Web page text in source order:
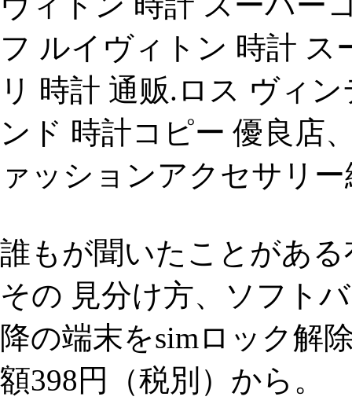
フ ルイヴィトン 時計
リ 時計 通贩.ロス ヴィ
ンド 時計コピー 優良店
ァッションアクセサリ
誰もが聞いたことがあ
その 見分け方、ソフト
降の端末をsimロック解
額398円（税別）から。